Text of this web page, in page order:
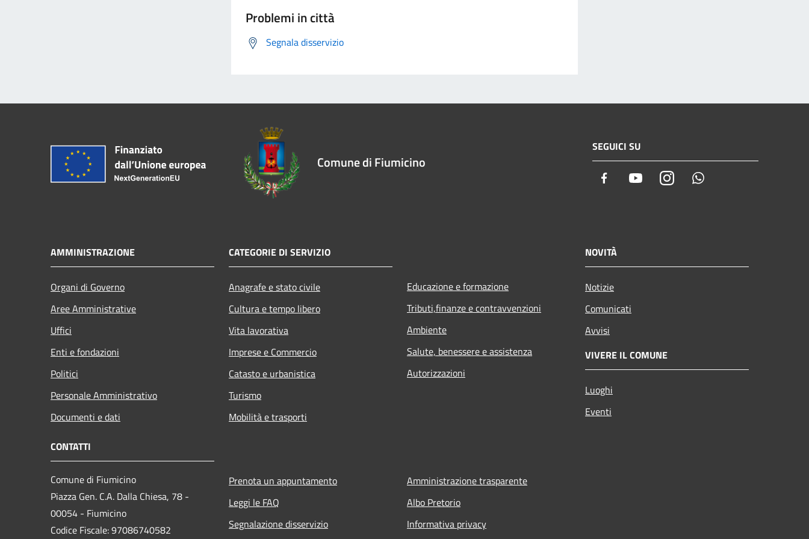
Problemi in città
Segnala disservizio
Comune di Fiumicino
SEGUICI SU
Facebook YoutubeInstagram
AMMINISTRAZIONE
Organi di Governo
Aree Amministrative
Uffici
Enti e fondazioni
Politici
Personale Amministrativo
Documenti e dati
CATEGORIE DI SERVIZIO
Anagrafe e stato civile
Cultura e tempo libero
Vita lavorativa
Imprese e Commercio
Catasto e urbanistica
Turismo
Mobilità e trasporti
Educazione e formazione
Tributi,finanze e contravvenzioni
Ambiente
Salute, benessere e assistenza
Autorizzazioni
NOVITÀ
Notizie
Comunicati
Avvisi
VIVERE IL COMUNE
Luoghi
Eventi
CONTATTI
Comune di Fiumicino
Piazza Gen. C.A. Dalla Chiesa, 78 -
00054 - Fiumicino
Codice Fiscale: 97086740582
Prenota un appuntamento
Leggi le FAQ
Segnalazione disservizio
Amministrazione trasparente
Albo Pretorio
Informativa privacy